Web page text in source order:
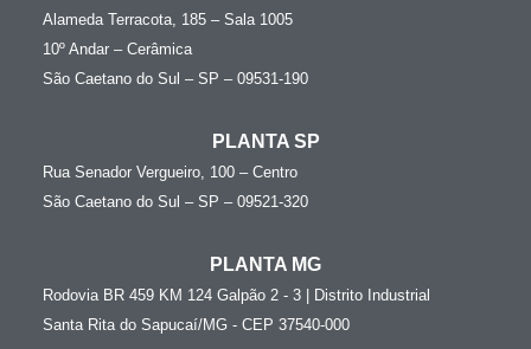
Alameda Terracota, 185 – Sala 1005
10º Andar – Cerâmica
São Caetano do Sul – SP – 09531-190
PLANTA SP
Rua Senador Vergueiro, 100 – Centro
São Caetano do Sul – SP – 09521-320
PLANTA MG
Rodovia BR 459 KM 124 Galpão 2 - 3 | Distrito Industrial
Santa Rita do Sapucaí/MG - CEP 37540-000